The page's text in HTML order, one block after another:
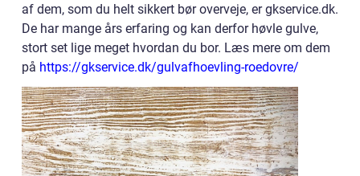
af dem, som du helt sikkert bør overveje, er gkservice.dk.
De har mange års erfaring og kan derfor høvle gulve,
stort set lige meget hvordan du bor. Læs mere om dem
på https://gkservice.dk/gulvafhoevling-roedovre/